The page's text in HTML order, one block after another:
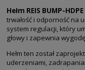
Hełm REIS BUMP-HDPE
trwałość i odporność na
system regulacji, który
głowy i zapewnia
Hełm ten został
uderzeniami,